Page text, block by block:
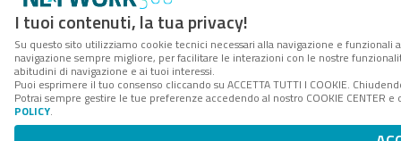
I tuoi contenuti, la tua privacy!
Su questo sito utilizziamo cookie tecnici necessari alla navigazione e
navigazione sempre migliore, per facilitare le interazioni con le nostre
abitudini di navigazione e ai tuoi interessi.
Puoi esprimere il tuo consenso cliccando su ACCETTA TUTTI I COOKIE.
Potrai sempre gestire le tue preferenze accedendo al nostro COOKIE
POLICY.